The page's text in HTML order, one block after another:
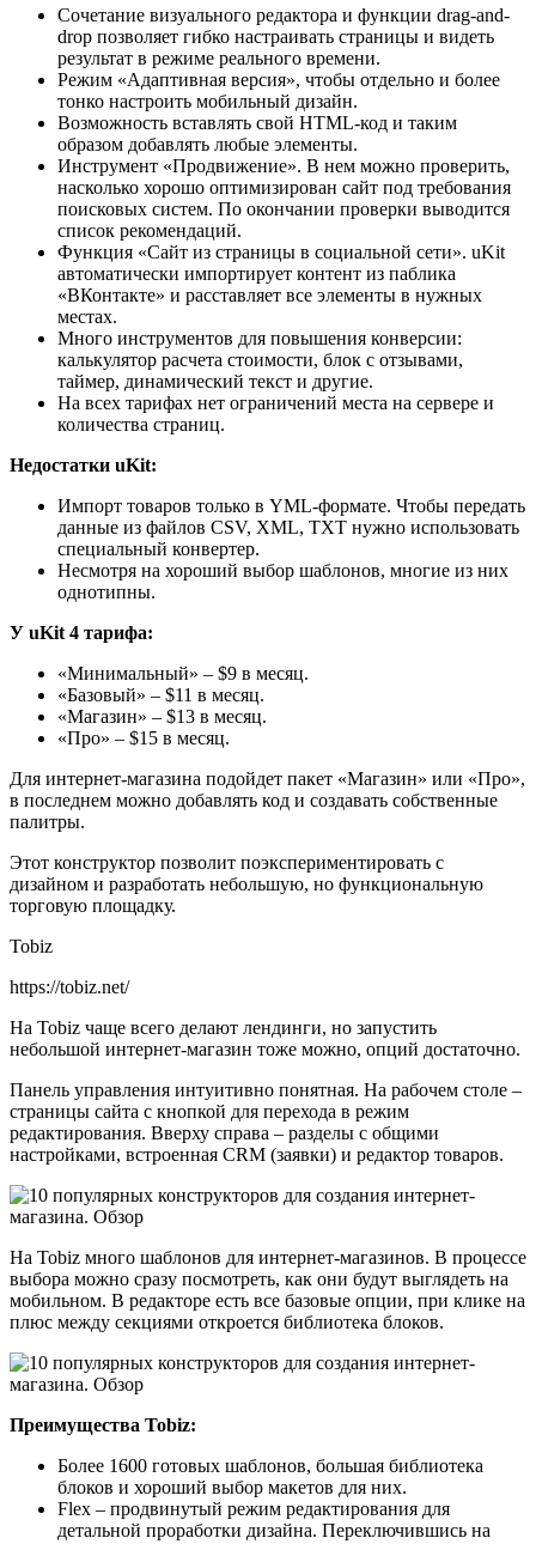
Сочетание визуального редактора и функции drag-and-
drop позволяет гибко настраивать страницы и видеть
результат в режиме реального времени.
Режим «Адаптивная версия», чтобы отдельно и более
тонко настроить мобильный дизайн.
Возможность вставлять свой HTML-код и таким
образом добавлять любые элементы.
Инструмент «Продвижение». В нем можно проверить,
насколько хорошо оптимизирован сайт под требования
поисковых систем. По окончании проверки выводится
список рекомендаций.
Функция «Сайт из страницы в социальной сети». uKit
автоматически импортирует контент из паблика
«ВКонтакте» и расставляет все элементы в нужных
местах.
Много инструментов для повышения конверсии:
калькулятор расчета стоимости, блок с отзывами,
таймер, динамический текст и другие.
На всех тарифах нет ограничений места на сервере и
количества страниц.
Недостатки uKit:
Импорт товаров только в YML-формате. Чтобы передать
данные из файлов CSV, XML, TXT нужно использовать
специальный конвертер.
Несмотря на хороший выбор шаблонов, многие из них
однотипны.
У uKit 4 тарифа:
«Минимальный» – $9 в месяц.
«Базовый» – $11 в месяц.
«Магазин» – $13 в месяц.
«Про» – $15 в месяц.
Для интернет-магазина подойдет пакет «Магазин» или «Про»,
в последнем можно добавлять код и создавать собственные
палитры.
Этот конструктор позволит поэкспериментировать с
дизайном и разработать небольшую, но функциональную
торговую площадку.
Tobiz
https://tobiz.net/
На Tobiz чаще всего делают лендинги, но запустить
небольшой интернет-магазин тоже можно, опций достаточно.
Панель управления интуитивно понятная. На рабочем столе –
страницы сайта с кнопкой для перехода в режим
редактирования. Вверху справа – разделы с общими
настройками, встроенная CRM (заявки) и редактор товаров.
На Tobiz много шаблонов для интернет-магазинов. В процессе
выбора можно сразу посмотреть, как они будут выглядеть на
мобильном. В редакторе есть все базовые опции, при клике на
плюс между секциями откроется библиотека блоков.
Преимущества Tobiz:
Более 1600 готовых шаблонов, большая библиотека
блоков и хороший выбор макетов для них.
Flex – продвинутый режим редактирования для
детальной проработки дизайна. Переключившись на